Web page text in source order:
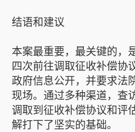
结语和建议
本案最重要，最关键的，
四次前往调取征收补偿协
政府信息公开，并要求法
现场。通过多种渠道，查
调取到征收补偿协议和评
解打下了坚实的基础。